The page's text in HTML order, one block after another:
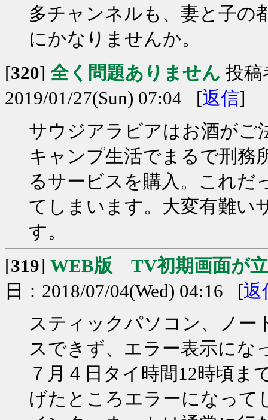
多チャンネルも、妻と子の
にかなりませんか。
[320] 全く問題ありません 投稿
2019/01/27(Sun) 07:04 [返信]
サウジアラビアはお酒がご
キャンプ生活でまるで刑務
るサービスを購入。これだ
てしまいます。大変有難い
す。
[319] WEB版 TV初期画面が
日：2018/07/04(Wed) 04:16 [返
スティックパソコン、ノー
スできず、エラー表示にな
７月４日タイ時間12時頃ま
げたところエラーになって